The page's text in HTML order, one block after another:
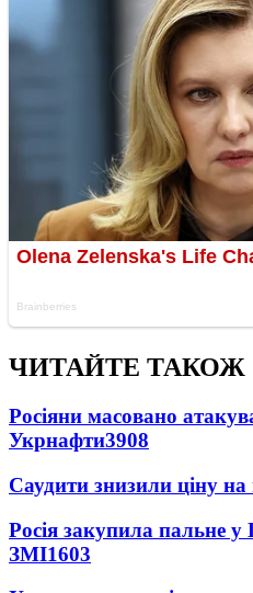
ЧИТАЙТЕ ТАКОЖ
Росіяни масовано
Укрнафти3908
Саудити знизили ціну на
Росія закупила пальне у
ЗМІ1603